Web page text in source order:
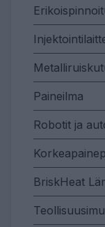
Paineilma
Robotit ja
BriskHeat